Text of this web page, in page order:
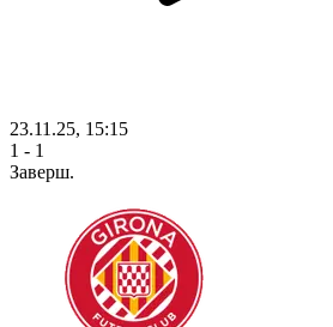
23.11.25, 15:15
1 - 1
Заверш.